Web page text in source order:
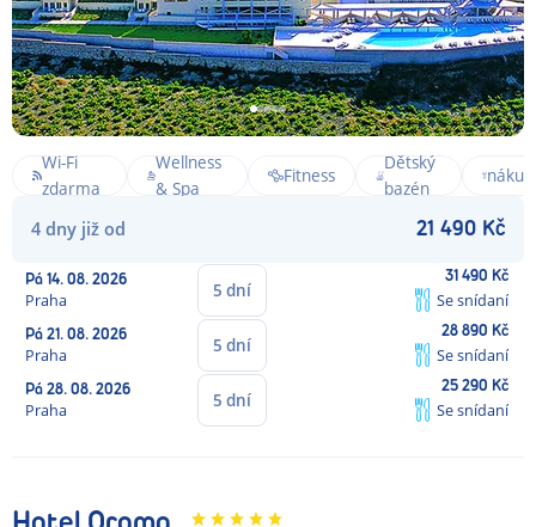
Wi-Fi
zdarma
Wellness
& Spa
Fitness
Dětský
bazén
Noční
dosah
4dny již od 21 490 Kč
Pá14. 08. 2026
Praha 5 dní
31 490 Kč
Se snídaní
Pá21. 08. 2026
Praha 5 dní
28 890 Kč
Se snídaní
Pá28. 08. 2026
Praha 5 dní
25 290 Kč
Se snídaní